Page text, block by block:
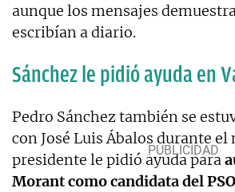
aunque los mensajes
escribían a diario.
Sánchez le pidió ayuda en
Pedro Sánchez también se
con José Luis Ábalos durante el
presidente le pidió ayuda para
Morant como candidata del